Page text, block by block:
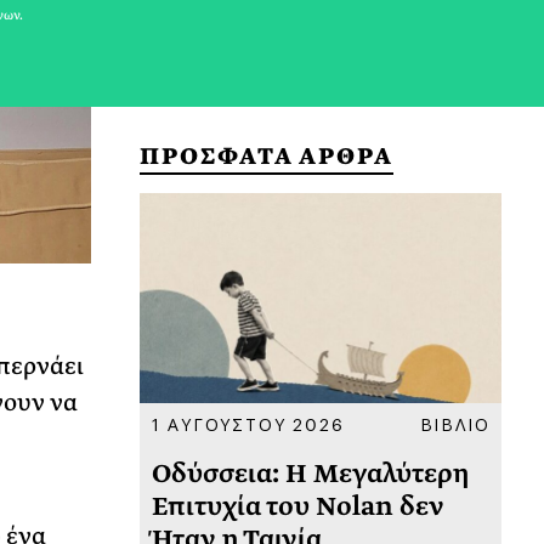
να
ένα
ΠΡΟΣΦΑΤΑ ΑΡΘΡΑ
1 ΑΥΓΟΥΣΤΟΥ 2026 ΒΙΒΛΙΟ
Οδύσσεια: Η Μεγαλύτερη
Επιτυχία του Nolan δεν